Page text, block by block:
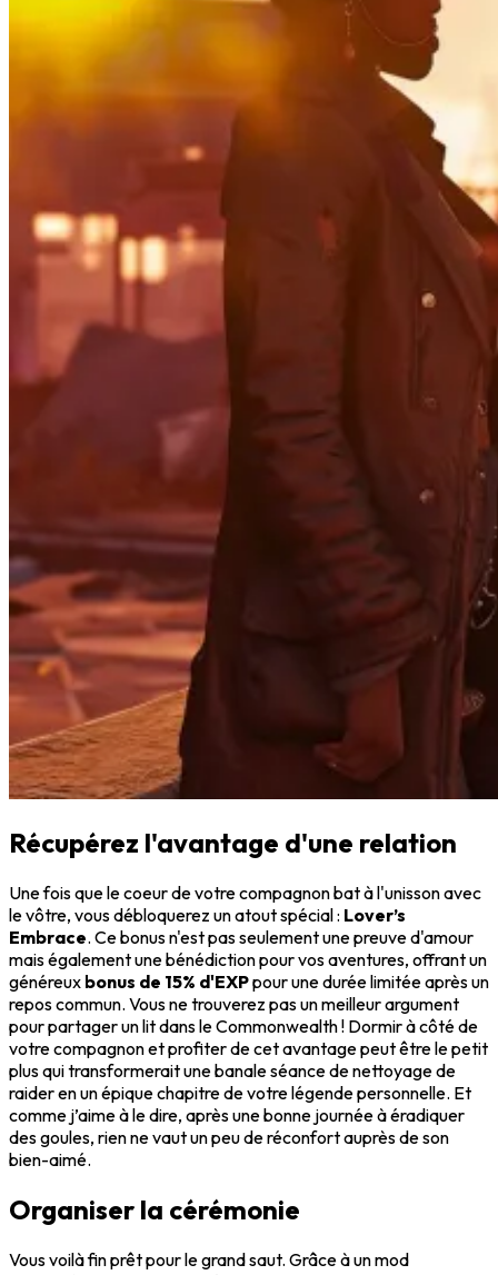
Récupérez l'avantage d'une relation
Une fois que le coeur de votre compagnon bat à l'unisson avec
le vôtre, vous débloquerez un atout spécial : Lover’s
Embrace. Ce bonus n'est pas seulement une preuve d'amour
mais également une bénédiction pour vos aventures, offrant un
généreux bonus de 15% d'EXPpour une durée limitée après un
repos commun. Vous ne trouverez pas un meilleur argument
pour partager un lit dans le Commonwealth ! Dormir à côté de
votre compagnon et profiter de cet avantage peut être le petit
plus qui transformerait une banale séance de nettoyage de
raider en un épique chapitre de votre légende personnelle. Et
comme j’aime à le dire, après une bonne journée à éradiquer
des goules, rien ne vaut un peu de réconfort auprès de son
bien-aimé.
Organiser la cérémonie
Vous voilà fin prêt pour le grand saut. Grâce à un mod